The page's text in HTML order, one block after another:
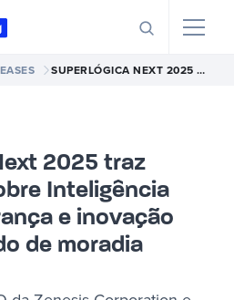
SUPERLÓGICA NEXT 2025 TRAZ TENDÊNCIAS SOBRE INTELIGÊNCIA ARTIFICIAL, LIDERANÇA E INOVAÇÃO PARA O MERCADO DE MORADIA
2025 traz
Inteligência
e inovação
de moradia